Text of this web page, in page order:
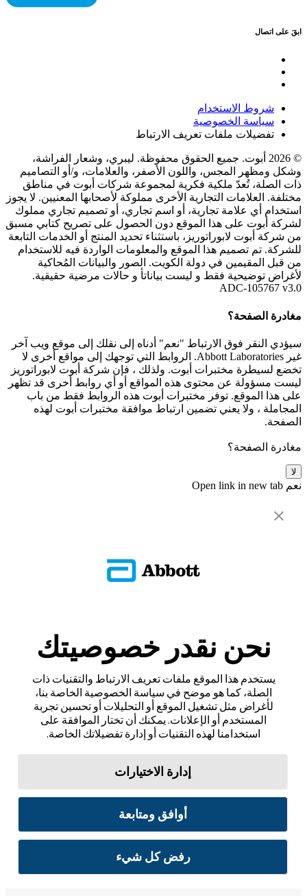
ابقَ على اتصال
شروط الاستخدام
سياسة الخصوصية
تفضيلات ملفات تعريف الارتباط
© 2026 أبوت. جميع الحقوق محفوظة. ليبري، وشعار الفراشة،
وشكل ومظهر المجس، واللون الأصفر، والعلامات، و/أو التصاميم
ذات الصلة، تُعدّ ملكية فكرية لمجموعة شركات أبوت في مناطق
مختلفة. العلامات التجارية الأخرى مملوكة لأصحابها المعنيين. لا يجوز
استخدام أي علامة تجارية، أو اسم تجاري، أو تصميم تجاري مملوك
لشركة أبوت على هذا الموقع دون الحصول على تصريح كتابي مسبق
من شركة أبوت لابوراتوريز، باستثناء تحديد المنتج أو الخدمات التابعة
للشركة. تم تصميم هذا الموقع والمعلومات الواردة فيه للاستخدام
من قبل المقيمين في دولة الكويت. الصور والبيانات المُحاكية
لأغراض توضيحية فقط و ليست بياناتأ و حالات مرضية حقيقية.
ADC-105767 v3.0
مغادرة الصفحة؟
سيؤدي النقر فوق الارتباط "نعم" أدناه إلى نقلك إلى موقع ويب آخر
غير Abbott Laboratories. الروابط التي توجهك إلى مواقع أخرى لا
تخضع لسيطرة مختبرات أبوت. ولذلك ، فإن شركة أبوت لابوراتوريز
ليست مسؤولة عن محتوى هذه المواقع أو أي روابط أخرى قد تظهر
على هذا الموقع. توفر مختبرات أبوت هذه الروابط فقط من باب
المجاملة ، ولا يعني تضمين ارتباط موافقة مختبرات أبوت لهذه
الصفحة.
مغادرة الصفحة؟
لا
نعم Open link in new tab
نحن نقدر خصوصيتك
يستخدم هذا الموقع ملفات تعريف الارتباط والتقنيات ذات
الصلة، كما هو موضح في سياسة الخصوصية الخاصة بنا،
لأغراض مثل تشغيل الموقع أو التحليلات أو تحسين تجربة
المستخدم أو الإعلانات. يمكنك أن تختار الموافقة على
استخدامنا لهذه التقنيات أو إدارة تفضيلاتك الخاصة.
إدارة الاختيارات
أوافق ومتابعة
رفض كل شيء